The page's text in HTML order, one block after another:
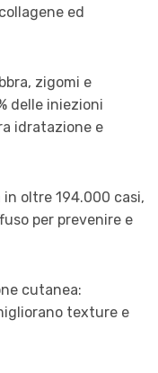
ed
zigomi e
delle iniezioni
idratazione e
oltre 194.000 casi,
per prevenire e
cutanea:
texture e